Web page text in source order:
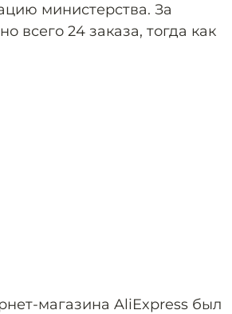
министерства. За
всего 24 заказа, тогда как
магазина AliExpress был